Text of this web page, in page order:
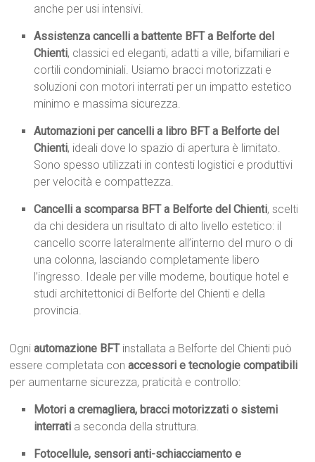
anche per usi intensivi.
Assistenza cancelli a battente BFT a Belforte del
Chienti, classici ed eleganti, adatti a ville, bifamiliari e
cortili condominiali. Usiamo bracci motorizzati e
soluzioni con motori interrati per un impatto estetico
minimo e massima sicurezza.
Automazioni per cancelli a libro BFT a Belforte del
Chienti, ideali dove lo spazio di apertura è limitato.
Sono spesso utilizzati in contesti logistici e produttivi
per velocità e compattezza.
Cancelli a scomparsa BFT a Belforte del Chienti, scelti
da chi desidera un risultato di alto livello estetico: il
cancello scorre lateralmente all’interno del muro o di
una colonna, lasciando completamente libero
l’ingresso. Ideale per ville moderne, boutique hotel e
studi architettonici di Belforte del Chienti e della
provincia.
Ogniautomazione BFTinstallata a Belforte del Chienti può
essere completata conaccessori e tecnologie compatibili
per aumentarne sicurezza, praticità e controllo:
Motori a cremagliera, bracci motorizzati o sistemi
interrati a seconda della struttura.
Fotocellule, sensori anti-schiacciamento e